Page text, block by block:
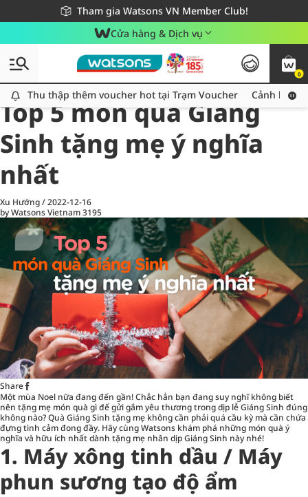
Tham gia Watsons VN Member Club!
Miễn phí giao hàng cho đơn hàng từ 249,000Đ
Giao hàng nhanh 24h - Áp dụng khu vực TP. Hồ Chí Minh
Cửa hàng & Dịch vụ
0
Thu thập thêm voucher hot tại Trạm Voucher
Thu thập thêm voucher hot tại Trạm Voucher Cảnh báo
All
Chăm Sóc Cá Nhân
Top 5 món quà Giáng
Sinh tặng mẹ ý nghĩa
nhất
Xu Hướng/2022-12-16
by Watsons Vietnam3195
Share
Một mùa Noel nữa đang đến gần! Chắc hẳn bạn đang suy nghĩ không biết
nên tặng mẹ món quà gì để gửi gắm yêu thương trong dịp lễ Giáng Sinh đúng
không nào?Quà Giáng Sinh tặng mẹ không cần phải quá cầu kỳ mà cần chứa
đựng tình cảm đong đầy. Hãy cùng Watsons khám phá những món quà ý
nghĩa và hữu ích nhất dành tặng mẹ nhân dịp Giáng Sinh này nhé!
1. Máy xông tinh dầu / Máy
phun sương tạo độ ẩm